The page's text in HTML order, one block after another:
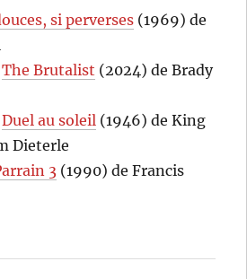
si perverses (1969) de
The Brutalist (2024) de Brady
Duel au soleil (1946) de King
Dieterle
3 (1990) de Francis